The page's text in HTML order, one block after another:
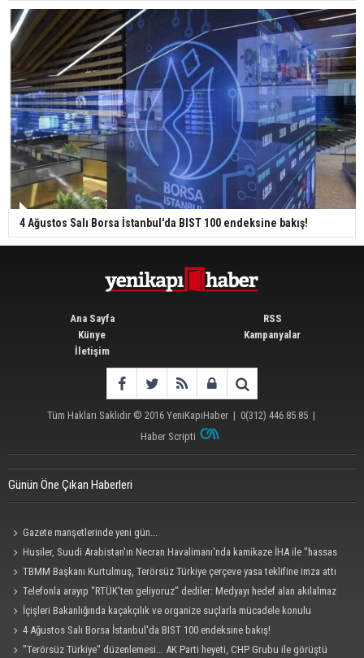
4 Ağustos Salı Borsa İstanbul'da BIST 100 endeksine bakış!
Ana Sayfa
Künye
İletişim
RSS
Kampanyalar
Tüm Hakları Saklıdır © 2016 YeniKapıHaber| 0(312) 446 85 85|
Haber Scripti
Günün Öne Çıkan Haberleri
Gazete manşetlerinde yeni gün...
Husiler, Suudi Arabistan'ın Necran Havalimanı'nda kamikaze İHA ile "hassas
bir hedefi" vurduklarını açıkladı
TBMM Başkanı Kurtulmuş, Terörsüz Türkiye çerçeve yasa teklifine imza attı
Telefonla arayıp "RTÜK'ten geliyoruz" dediler: Medyayı hedef alan akılalmaz
tuzak ifşa oldu
İçişleri Bakanlığında kaçakçılık ve organize suçlarla mücadele konulu
güvenlik toplantısı yapıldı
4 Ağustos Salı Borsa İstanbul'da BIST 100 endeksine bakış!
"Terörsüz Türkiye" düzenlemesi... AK Parti heyeti, CHP Grubu ile görüştü